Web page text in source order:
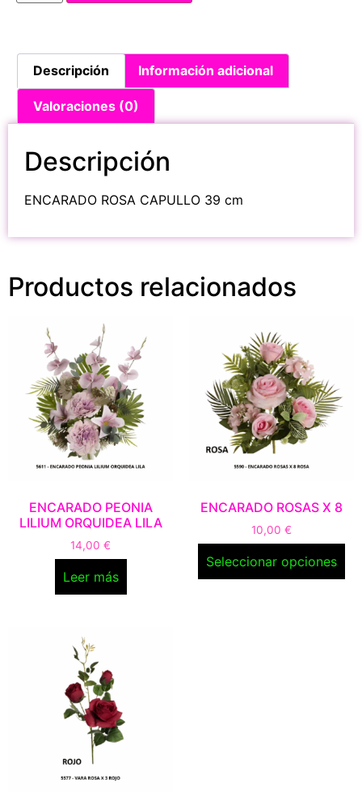
Descripción Información adicional
Valoraciones (0)
Descripción
ENCARADO ROSA CAPULLO 39 cm
Productos relacionados
ENCARADO PEONIA
LILIUM ORQUIDEA LILA
14,00 €
Leer más
ENCARADO ROSAS X 8
10,00 €
Seleccionar opciones